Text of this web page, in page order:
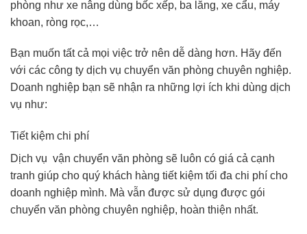
phòng như xe nâng dùng bốc xếp, ba lăng, xe cẩu, máy
khoan, ròng rọc,…
Bạn muốn tất cả mọi việc trở nên dễ dàng hơn. Hãy đến
với các công ty dịch vụ chuyển văn phòng chuyên nghiệp.
Doanh nghiệp bạn sẽ nhận ra những lợi ích khi dùng dịch
vụ như:
Tiết kiệm chi phí
Dịch vụ vận chuyển văn phòng sẽ luôn có giá cả cạnh
tranh giúp cho quý khách hàng tiết kiệm tối đa chi phí cho
doanh nghiệp mình. Mà vẫn được sử dụng được gói
chuyển văn phòng chuyên nghiệp, hoàn thiện nhất.